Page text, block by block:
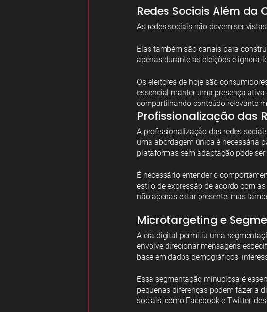
Redes Sociais Além da
As redes sociais não devem ser
Elas também são canais para
apenas durante as eleições e
Os eleitores de hoje são
essencial manter uma presença
compartilhando conteúdo relevante
Profissionalização das
A profissionalização das redes
uma abordagem única é necessária
plataformas sem adaptação pode
É necessário entender o
estilo de expressão de acordo com
não apenas estar presente, mas
Microtargeting e
A era digital permitiu uma
envolve direcionar mensagens
base em dados demográficos,
Essa segmentação minuciosa é
pequenas diferenças podem fazer a
sociais, como Facebook e Twitter,